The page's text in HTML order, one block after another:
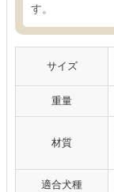
す。
サイズ
重量
材質
適合犬種